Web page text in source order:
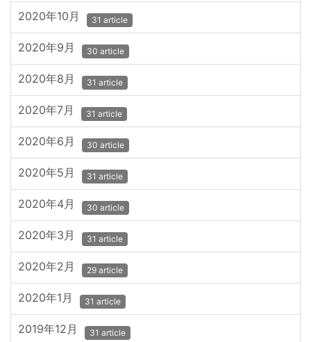
2020年10月 31 article
2020年9月 30 article
2020年8月 31 article
2020年7月 31 article
2020年6月 30 article
2020年5月 31 article
2020年4月 30 article
2020年3月 31 article
2020年2月 29 article
2020年1月 31 article
2019年12月 31 article